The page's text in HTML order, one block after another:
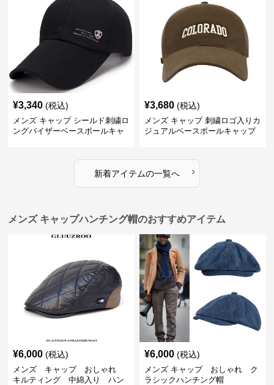
¥3,340 (税込)
メンズ キャップ シールド刺繍ロ
ングバイザーベースボールキャ
¥3,680 (税込)
メンズ キャップ 刺繍ロゴ入りカ
ジュアルベースボールキャップ
新着アイテムの一覧へ ›
メンズ キャップハンチング帽のおすすめアイテム
¥6,000 (税込)
メンズ キャップ おしゃれ
キルティング 中綿入り ハン
¥6,000 (税込)
メンズ キャップ おしゃれ ク
ラシックハンチング帽